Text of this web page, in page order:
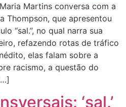
Martins conversa com a
Thompson, que apresentou
“sal.”, no qual narra sua
refazendo rotas de tráfico
elas falam sobre a
racismo, a questão do
‘sal.’